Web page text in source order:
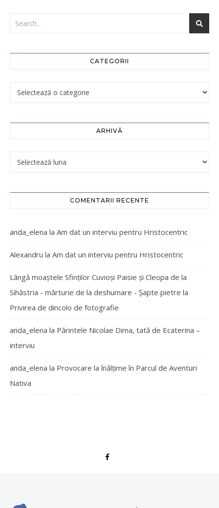
CATEGORII
ARHIVĂ
COMENTARII RECENTE
anda_elena la Am dat un interviu pentru Hristocentric
Alexandru la Am dat un interviu pentru Hristocentric
Lângă moaștele Sfinților Cuvioși Paisie și Cleopa de la
Sihăstria - mărturie de la deshumare - Şapte pietre la
Privirea de dincolo de fotografie
anda_elena la Părintele Nicolae Dima, tată de Ecaterina –
interviu
anda_elena la Provocare la înălțime în Parcul de Aventuri
Nativa